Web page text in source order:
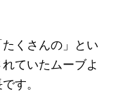
くさんの」とい
ていたムーブよ
す。